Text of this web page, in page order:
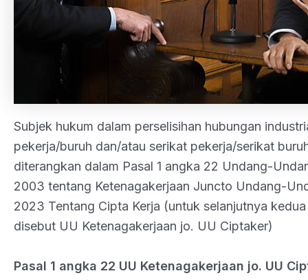
Subjek hukum dalam perselisihan hubungan
pekerja/buruh dan/atau serikat pekerja/serikat
diterangkan dalam Pasal 1 angka 22 Undang-
2003 tentang Ketenagakerjaan Juncto Undang-
2023 Tentang Cipta Kerja (untuk selanjutnya
disebut UU Ketenagakerjaan jo. UU Ciptaker)
Pasal 1 angka 22 UU Ketenagakerjaan jo. UU